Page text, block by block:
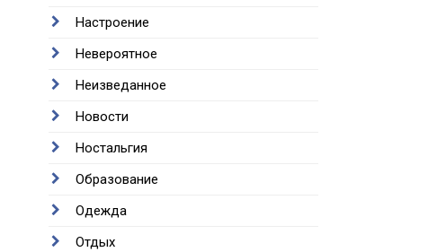
Настроение
Невероятное
Неизведанное
Новости
Ностальгия
Образование
Одежда
Отдых